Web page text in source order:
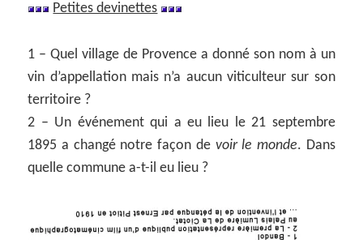
Petites devinettes
1 – Quel village de Provence a donné son nom à un
vin d’appellation mais n’a aucun viticulteur sur son
territoire ?
2 – Un événement qui a eu lieu le 21 septembre
1895 a changé notre façon de voir le monde. Dans
quelle commune a-t-il eu lieu ?